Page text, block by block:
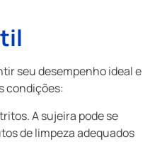
seu desempenho ideal e
condições:
A sujeira pode se
de limpeza adequados